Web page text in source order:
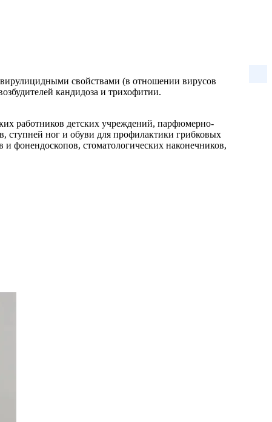
свойствами (в отношении вирусов
кандидоза и трихофитии.
работников детских учреждений, парфюмерно-
ступней ног и обуви для профилактики грибковых
фонендоскопов, стоматологических наконечников,